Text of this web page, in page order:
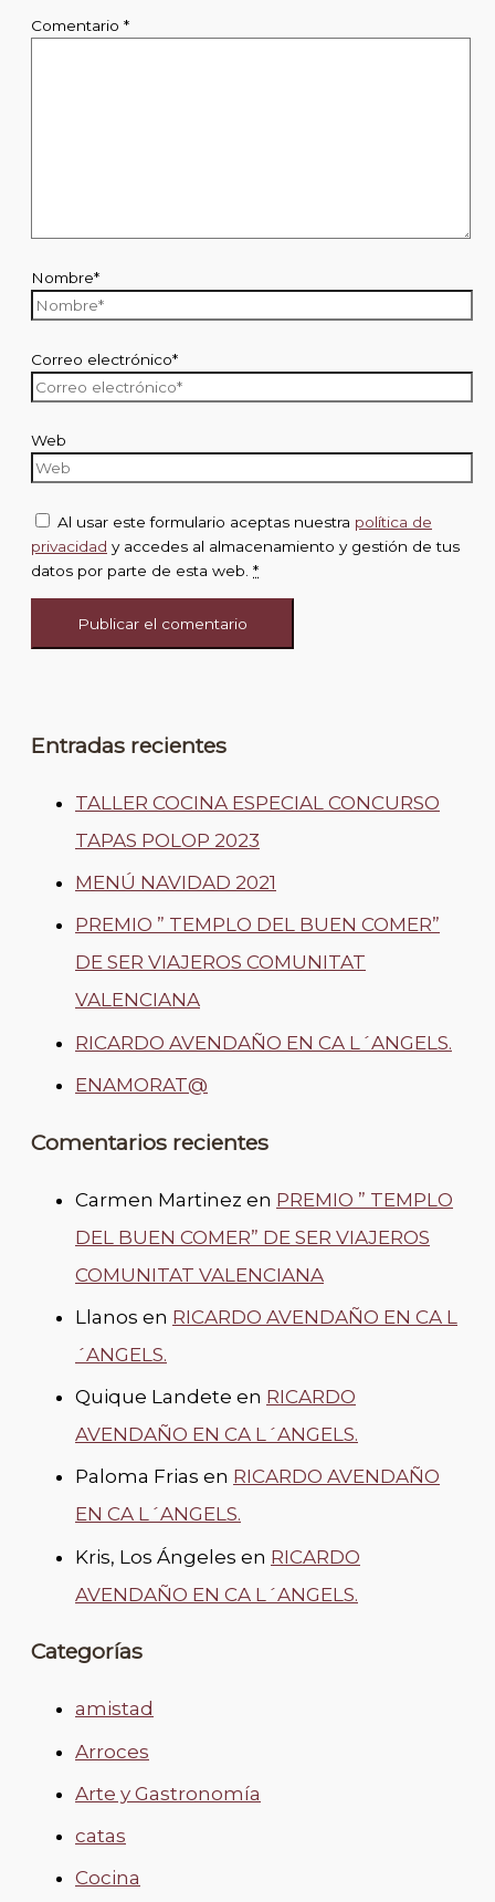
Comentario *
Nombre*
Correo electrónico*
Web
Al usar este formulario aceptas nuestra política de
privacidad y accedes al almacenamiento y gestión de tus
datos por parte de esta web. *
Entradas recientes
TALLER COCINA ESPECIAL CONCURSO
TAPAS POLOP 2023
MENÚ NAVIDAD 2021
PREMIO ” TEMPLO DEL BUEN COMER”
DE SER VIAJEROS COMUNITAT
VALENCIANA
RICARDO AVENDAÑO EN CA L´ANGELS.
ENAMORAT@
Comentarios recientes
Carmen Martinez en PREMIO ” TEMPLO
DEL BUEN COMER” DE SER VIAJEROS
COMUNITAT VALENCIANA
Llanos en RICARDO AVENDAÑO EN CA L
´ANGELS.
Quique Landete en RICARDO
AVENDAÑO EN CA L´ANGELS.
Paloma Frias en RICARDO AVENDAÑO
EN CA L´ANGELS.
Kris, Los Ángeles en RICARDO
AVENDAÑO EN CA L´ANGELS.
Categorías
amistad
Arroces
Arte y Gastronomía
catas
Cocina